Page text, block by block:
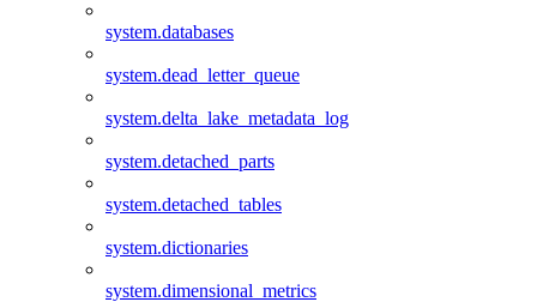
system.databases
system.dead_letter_queue
system.delta_lake_metadata_log
system.detached_parts
system.detached_tables
system.dictionaries
system.dimensional_metrics